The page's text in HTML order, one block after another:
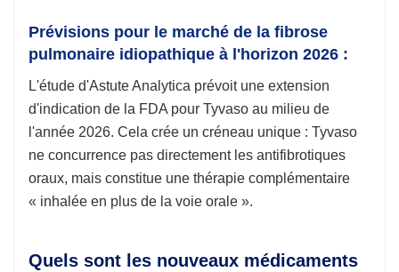
Prévisions pour le marché de la fibrose
pulmonaire idiopathique à l'horizon 2026 :
L'étude d'Astute Analytica prévoit une extension
d'indication de la FDA pour Tyvaso au milieu de
l'année 2026. Cela crée un créneau unique : Tyvaso
ne concurrence pas directement les antifibrotiques
oraux, mais constitue une thérapie complémentaire
« inhalée en plus de la voie orale ».
Quels sont les nouveaux médicaments